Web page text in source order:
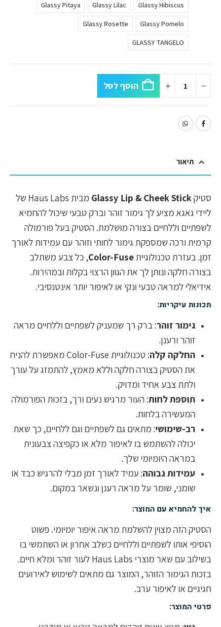
Glassy Hibiscus
Glassy Lilac
Glassy Pitaya
Glassy Pomelo
Glassy Rosette
GLASSY TANGELO
הוסף לסל
תיאור
סטיקGlassy Lip & Cheek Stick
מבית Haus Labs של
ליידי גאגא מציע לך גימור זוהר וברק טבעי שיכול להחמיא
לשפתיים וללחיים בצורה מושלמת. הסטיק בעל פורמולה
קרמית ורכה שמספקת גימור לחותי וזוהר עם עמידות לאורך
זמן. בעזרת טכנולוגייתColor-Fuse, כל צבע משתלב
בצורה חלקה ונותן לך את הגוון הרצוי בקלות ובמהירות.
אידיאלי למראה טבעי ונקי או לאיפור יותר אינטנסיבי.
תכונות עיקריות:
גימור זוהר: ברק רך שמעניק לשפתיים וללחיים מראה
זוהר ורענן.
החלקה קלה
: טכנולוגיית Color-Fuse מאפשרת להניח
את הסטיק בצורה חלקה וללא מאמץ, להתמזג על עורך
ולתת צבע אחיד ומדויק.
תוספת לחות: העור מרגיש נעים ורך, בזכות הפורמולה
המעשירה בלחות.
רב-שימושי: מתאים גם לשפתיים וגם ללחיים, כך שאת
יכולה להשתמש בו לאיפור מלא או כקפיצה צבעונית
במראה היומיומי שלך.
עמידות גבוהה: עמיד לאורך זמן מבלי להרגיש כבד או
שומני, שומר על מראה רענן ונשאר במקום.
איך להחמיא עם המוצר:
הסטיק הזה מצוין להשלמת מראה איפור יומיומי. פשוט
הוסיפי אותו לשפתיים וללחיים כשלב אחרון או השתמשי בו
בשילוב עם שאר מוצרי Haus Labs לעור זוהר ומלא חיים.
בזכות הגימור הזוהר, המוצר גם מתאים לשימוש לאירועים
חגיגיים או לאיפור ערב.
פרטי המוצר: